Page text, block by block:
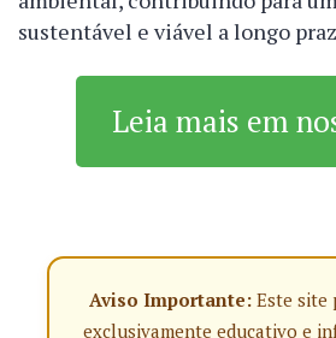
sustentável e viável a longo
Leia mais em
Aviso Importante: Este site
exclusivamente educativo e